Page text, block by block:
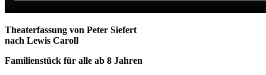
Theaterfassung von Peter Siefert
nach Lewis Caroll
Familienstück für alle ab 8 Jahren